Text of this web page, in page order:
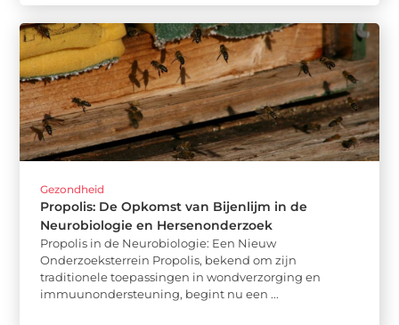
Gezondheid
Propolis: De Opkomst van Bijenlijm in de
Neurobiologie en Hersenonderzoek
Propolis in de Neurobiologie: Een Nieuw
Onderzoeksterrein Propolis, bekend om zijn
traditionele toepassingen in wondverzorging en
immuunondersteuning, begint nu een ...